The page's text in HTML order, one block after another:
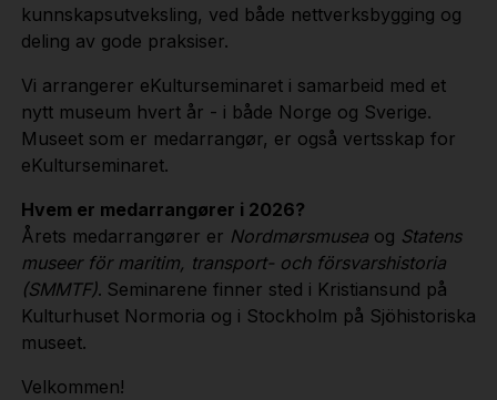
kunnskapsutveksling, ved både nettverksbygging og
deling av gode praksiser.
Vi arrangerer eKulturseminaret i samarbeid med et
nytt museum hvert år - i både Norge og Sverige.
Museet som er medarrangør, er også vertsskap for
eKulturseminaret.
Hvem er medarrangører i 2026?
Årets medarrangører er Nordmørsmuseaog Statens
museer för maritim, transport- och försvarshistoria
(SMMTF). Seminarene finner sted i Kristiansund på
Kulturhuset Normoria og i Stockholm på Sjöhistoriska
museet.
Velkommen!